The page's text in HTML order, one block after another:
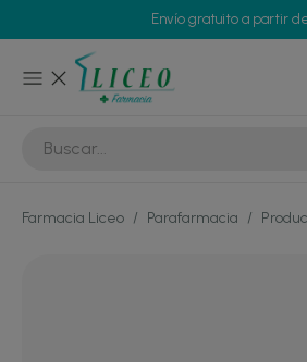
Envío gratuito a partir
Farmacia Liceo / Parafarmacia /